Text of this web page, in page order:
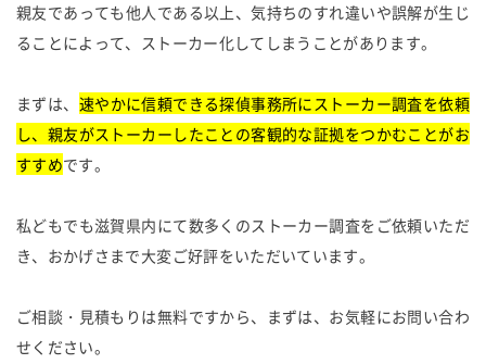
親友であっても他人である以上、気持ちのすれ違いや誤解が生じ
ることによって、ストーカー化してしまうことがあります。
まずは、 速やかに信頼できる探偵事務所にストーカー調査を依頼
し、親友がストーカーしたことの客観的な証拠をつかむことがお
すすめです。
私どもでも滋賀県内にて数多くのストーカー調査をご依頼いただ
き、おかげさまで大変ご好評をいただいています。
ご相談・見積もりは無料ですから、まずは、お気軽にお問い合わ
せください。